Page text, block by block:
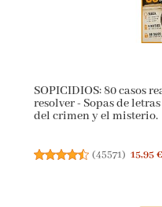
SOPICIDIOS: 80 casos
resolver - Sopas de
del crimen y el misterio.
(45571) 15,95 €